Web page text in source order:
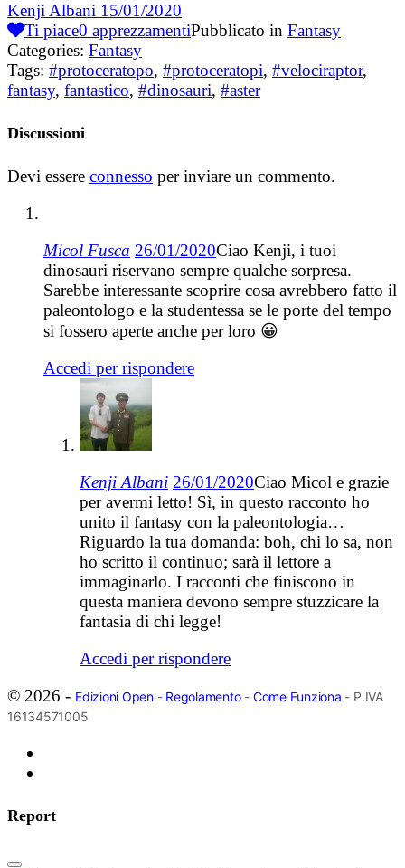
Kenji Albani 15/01/2020
Ti piace0 apprezzamentiPubblicato in Fantasy
Categories: Fantasy
Tags: #protoceratopo, #protoceratopi, #velociraptor,
fantasy, fantastico, #dinosauri, #aster
Discussioni
Devi essere connesso per inviare un commento.
Micol Fusca 26/01/2020Ciao Kenji, i tuoi
dinosauri riservano sempre qualche sorpresa.
Sarebbe interessante scoprire cosa avrebbero fatto il
paleontologo e la studentessa se le porte del tempo
si fossero aperte anche per loro 😀
Accedi per rispondere
Kenji Albani 26/01/2020Ciao Micol e grazie
per avermi letto! Sì, in questo racconto ho
unito il fantasy con la paleontologia…
Riguardo la tua domanda: boh, chi lo sa, non
ho scritto il continuo; sarà il lettore a
immaginarlo. I racconti che finiscono in
questa maniera devono sempre stuzzicare la
fantasia di chi legge!
Accedi per rispondere
© 2026 - Edizioni Open- Regolamento- Come Funziona - P.IVA
16134571005
Report